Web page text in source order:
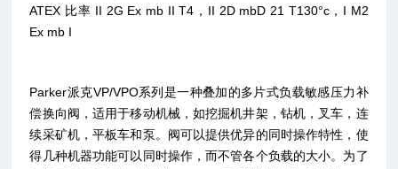
ATEX 比率 II 2G Ex mb II T4，II 2D mbD 21 T130°c，I M2
Ex mb I
Parker派克VP/VPO系列是一种叠加的多片式负载敏感压力补
偿换向阀，适用于移动机械，如挖掘机井架，钻机，叉车，连
续采矿机，平板车和泵。阀可以提供优异的同时操作特性，使
得几种机器功能可以同时操作，而不管各个负载的大小。为了